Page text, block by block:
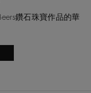
鑽石珠寶作品的華